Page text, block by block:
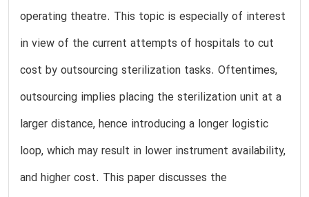
operating theatre. This topic is especially of interest
in view of the current attempts of hospitals to cut
cost by outsourcing sterilization tasks. Oftentimes,
outsourcing implies placing the sterilization unit at a
larger distance, hence introducing a longer logistic
loop, which may result in lower instrument availability,
and higher cost. This paper discusses the